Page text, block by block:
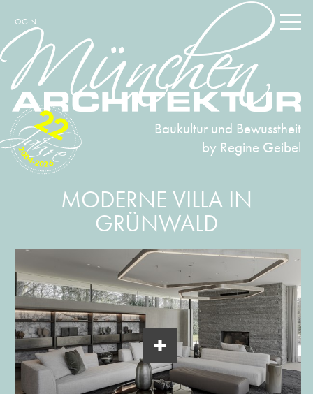
LOGIN
Baukultur und Bewusstheit
by Regine Geibel
2004-2026
22
MODERNE VILLA IN
GRÜNWALD